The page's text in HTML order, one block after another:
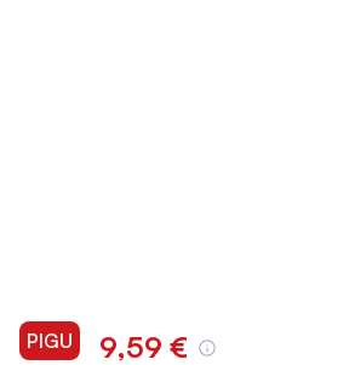
PIGU 9,59 €